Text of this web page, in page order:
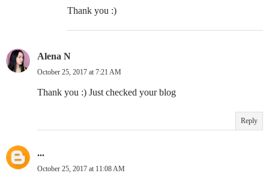
Thank you :)
Alena N
October 25, 2017 at 7:21 AM
Thank you :) Just checked your blog
Reply
...
October 25, 2017 at 11:08 AM